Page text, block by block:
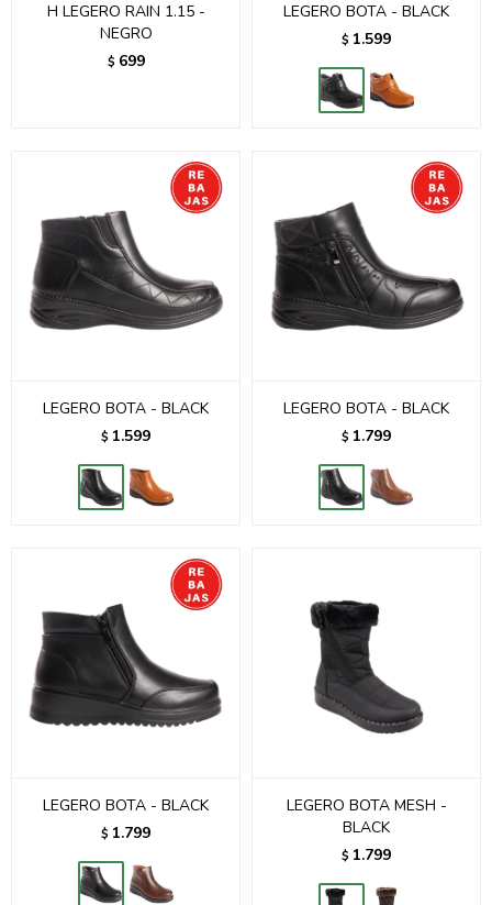
H LEGERO RAIN 1.15 -
NEGRO
$ 699
LEGERO BOTA - BLACK
$ 1.599
LEGERO BOTA - BLACK
$ 1.599
LEGERO BOTA - BLACK
$ 1.799
LEGERO BOTA - BLACK
$ 1.799
LEGERO BOTA MESH -
BLACK
$ 1.799